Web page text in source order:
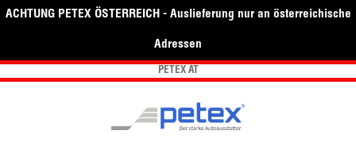
ACHTUNG PETEX ÖSTERREICH - Auslieferung nur an österreichische
Adressen
PETEX AT